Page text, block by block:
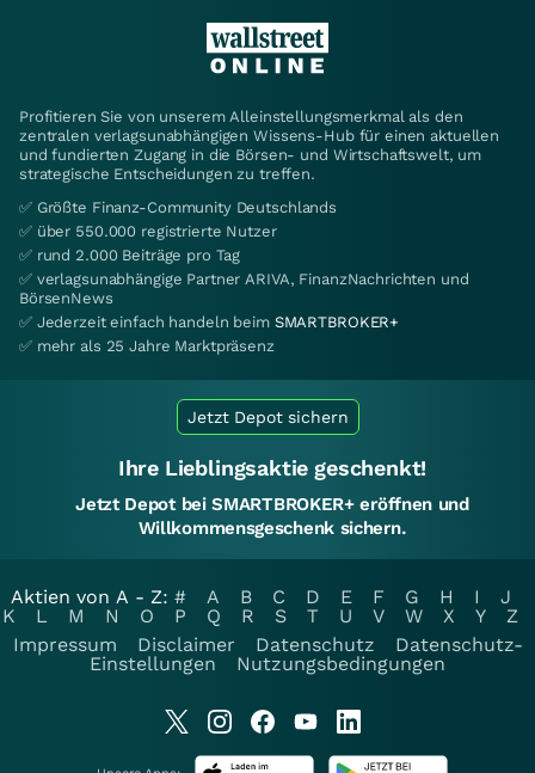
Profitieren Sie von unserem Alleinstellungsmerkmal als den
zentralen verlagsunabhängigen Wissens-Hub für einen aktuellen
und fundierten Zugang in die Börsen- und Wirtschaftswelt, um
strategische Entscheidungen zu treffen.
✅ Größte Finanz-Community Deutschlands
✅ über 550.000 registrierte Nutzer
✅ rund 2.000 Beiträge pro Tag
✅ verlagsunabhängige Partner ARIVA, FinanzNachrichten und
BörsenNews
✅ Jederzeit einfach handeln beim SMARTBROKER+
✅ mehr als 25 Jahre Marktpräsenz
Jetzt Depot sichern
Ihre Lieblingsaktie geschenkt!
Jetzt Depot bei SMARTBROKER+ eröffnen und
Willkommensgeschenk sichern.
Aktien von A - Z: # A B C D E F G H I
J
K
L M N O P Q R S T U V W X Y
Z
Impressum
Disclaimer Datenschutz
Datenschutz-
Einstellungen
Nutzungsbedingungen